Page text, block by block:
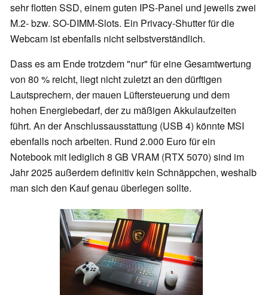
sehr flotten SSD, einem guten IPS-Panel und jeweils zwei
M.2- bzw. SO-DIMM-Slots. Ein Privacy-Shutter für die
Webcam ist ebenfalls nicht selbstverständlich.
Dass es am Ende trotzdem "nur" für eine Gesamtwertung
von 80 % reicht, liegt nicht zuletzt an den dürftigen
Lautsprechern, der mauen Lüftersteuerung und dem
hohen Energiebedarf, der zu mäßigen Akkulaufzeiten
führt. An der Anschlussausstattung (USB 4) könnte MSI
ebenfalls noch arbeiten. Rund 2.000 Euro für ein
Notebook mit lediglich 8 GB VRAM (RTX 5070) sind im
Jahr 2025 außerdem definitiv kein Schnäppchen, weshalb
man sich den Kauf genau überlegen sollte.